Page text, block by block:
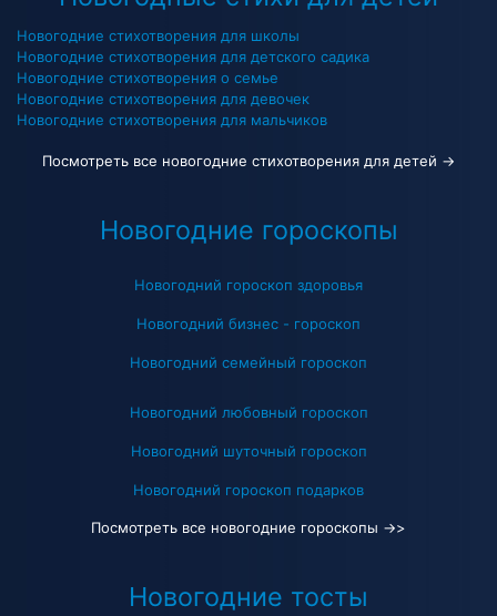
Новогодние стихотворения для школы
Новогодние стихотворения для детского садика
Новогодние стихотворения о семье
Новогодние стихотворения для девочек
Новогодние стихотворения для мальчиков
Посмотреть все новогодние стихотворения для детей →
Новогодние гороскопы
Новогодний гороскоп здоровья
Новогодний бизнес - гороскоп
Новогодний семейный гороскоп
Новогодний любовный гороскоп
Новогодний шуточный гороскоп
Новогодний гороскоп подарков
Посмотреть все новогодние гороскопы →>
Новогодние тосты